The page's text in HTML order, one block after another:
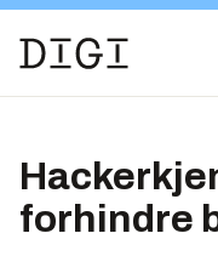
forhindre